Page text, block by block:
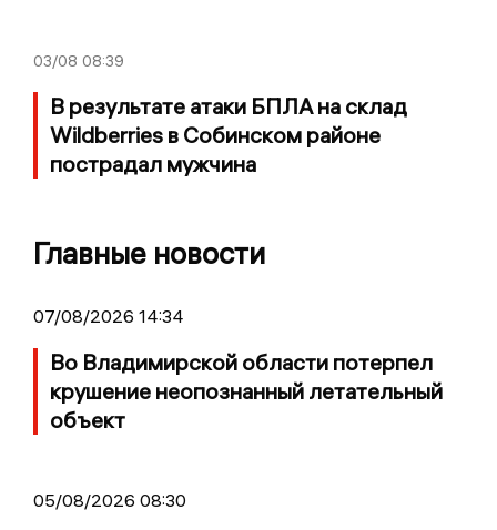
03/08 08:39
В результате атаки БПЛА на склад
Wildberries в Собинском районе
пострадал мужчина
Главные новости
07/08/2026 14:34
Во Владимирской области потерпел
крушение неопознанный летательный
объект
05/08/2026 08:30